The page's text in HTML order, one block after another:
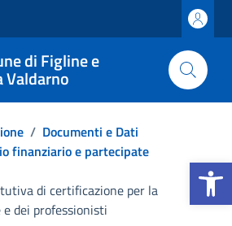
Apri la
di Figline e
Valdarno
/ Documenti e Dati
finanziario e partecipate
di certificazione per la
dei professionisti